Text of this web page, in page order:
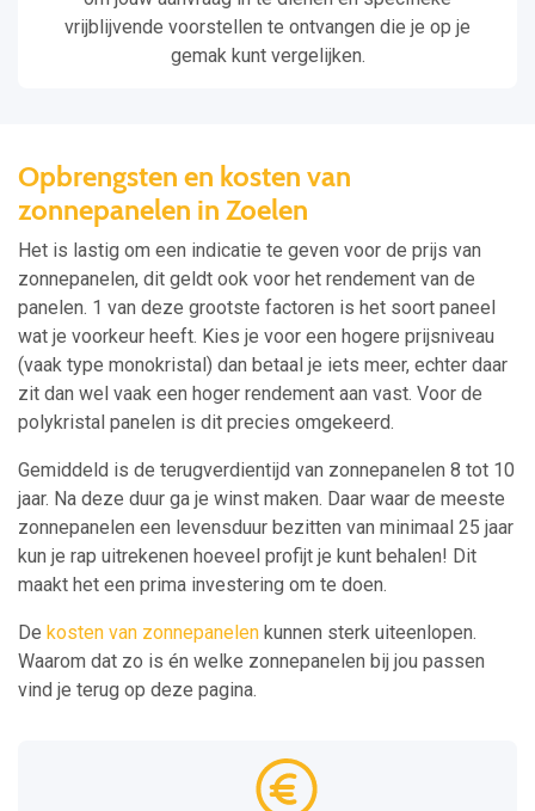
vrijblijvende voorstellen te ontvangen die je op je
gemak kunt vergelijken.
Opbrengsten en kosten van
zonnepanelen in Zoelen
Het is lastig om een indicatie te geven voor de prijs van
zonnepanelen, dit geldt ook voor het rendement van de
panelen. 1 van deze grootste factoren is het soort paneel
wat je voorkeur heeft. Kies je voor een hogere prijsniveau
(vaak type monokristal) dan betaal je iets meer, echter daar
zit dan wel vaak een hoger rendement aan vast. Voor de
polykristal panelen is dit precies omgekeerd.
Gemiddeld is de terugverdientijd van zonnepanelen 8 tot 10
jaar. Na deze duur ga je winst maken. Daar waar de meeste
zonnepanelen een levensduur bezitten van minimaal 25 jaar
kun je rap uitrekenen hoeveel profijt je kunt behalen! Dit
maakt het een prima investering om te doen.
De kosten van zonnepanelen kunnen sterk uiteenlopen.
Waarom dat zo is én welke zonnepanelen bij jou passen
vind je terug op deze pagina.